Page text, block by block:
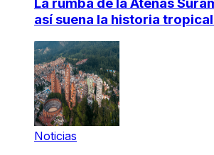
así suena la historia
Noticias